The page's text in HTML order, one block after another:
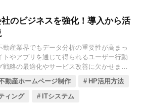
のビジネスを強化！導入から活
産業界でもデータ分析の重要性が高まっ
トやアプリを通じて得られるユーザー行動
戦略の最適化やサービス改善に欠かせませ
GA4）は、そんなデータ分析を強力にサポ
す。従来のユニバーサルアナリティクスと
動産ホームページ制作
HP活用方法
ィング ITシステム